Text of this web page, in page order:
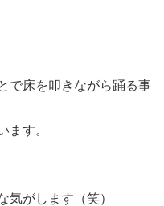
で床を叩きながら踊る事
ます。
気がします（笑）